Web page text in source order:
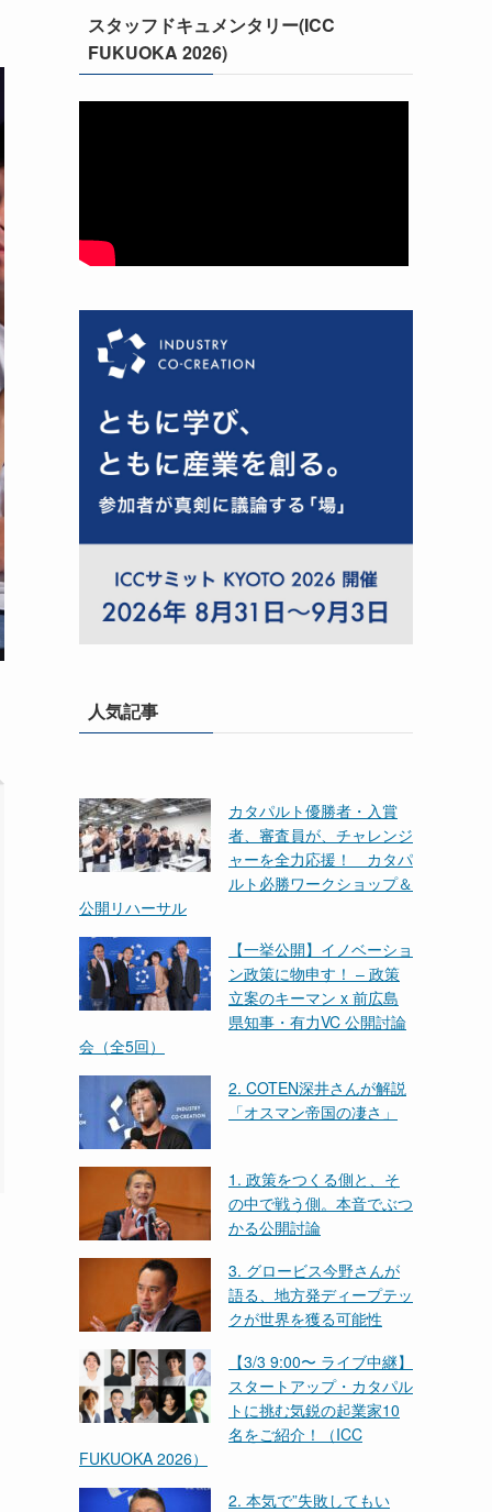
スタッフドキュメンタリー(ICC
FUKUOKA 2026)
人気記事
カタパルト優勝者・入賞
者、審査員が、チャレンジ
ャーを全力応援！ カタパ
ルト必勝ワークショップ＆
公開リハーサル
【一挙公開】イノベーショ
ン政策に物申す！ – 政策
立案のキーマン x 前広島
県知事・有力VC 公開討論
会（全5回）
2. COTEN深井さんが解説
「オスマン帝国の凄さ」
1. 政策をつくる側と、そ
の中で戦う側。本音でぶつ
かる公開討論
3. グロービス今野さんが
語る、地方発ディープテッ
クが世界を獲る可能性
【3/3 9:00〜 ライブ中継】
スタートアップ・カタパル
トに挑む気鋭の起業家10
名をご紹介！（ICC
FUKUOKA 2026）
2. 本気で”失敗してもい